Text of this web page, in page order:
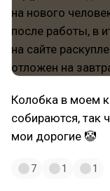
Колобка в моем
собираются, так
мои дорогие 🤡
7 1 1